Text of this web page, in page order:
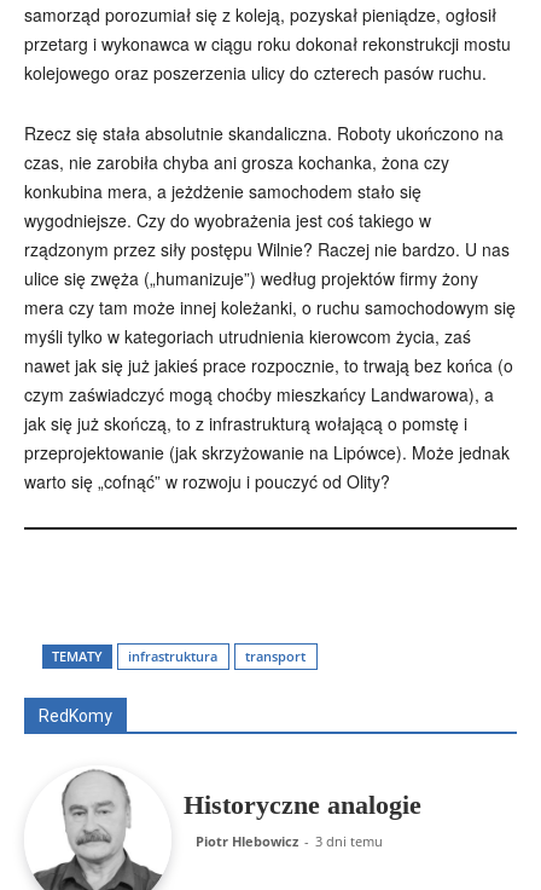
samorząd porozumiał się z koleją, pozyskał pieniądze, ogłosił
przetarg i wykonawca w ciągu roku dokonał rekonstrukcji mostu
kolejowego oraz poszerzenia ulicy do czterech pasów ruchu.
Rzecz się stała absolutnie skandaliczna. Roboty ukończono na
czas, nie zarobiła chyba ani grosza kochanka, żona czy
konkubina mera, a jeżdżenie samochodem stało się
wygodniejsze. Czy do wyobrażenia jest coś takiego w
rządzonym przez siły postępu Wilnie? Raczej nie bardzo. U nas
ulice się zwęża („humanizuje”) według projektów firmy żony
mera czy tam może innej koleżanki, o ruchu samochodowym się
myśli tylko w kategoriach utrudnienia kierowcom życia, zaś
nawet jak się już jakieś prace rozpocznie, to trwają bez końca (o
czym zaświadczyć mogą choćby mieszkańcy Landwarowa), a
jak się już skończą, to z infrastrukturą wołającą o pomstę i
przeprojektowanie (jak skrzyżowanie na Lipówce). Może jednak
warto się „cofnąć” w rozwoju i pouczyć od Olity?
TEMATY infrastruktura transport
RedKomy
Artur Płokszto
ks. Jarosław Wąsowicz SDB
Historyczne analogie
Piotr Hlebowicz - 3 dni temu